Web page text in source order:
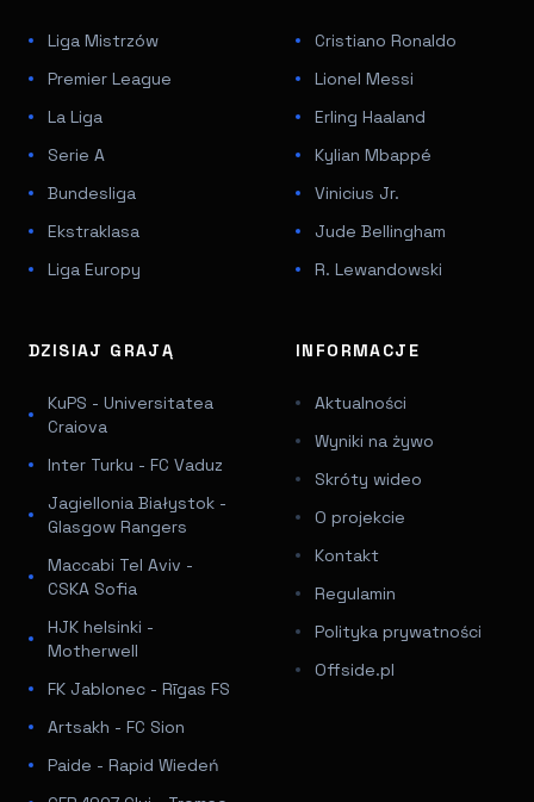
Liga Mistrzów
Premier League
La Liga
Serie A
Bundesliga
Ekstraklasa
Liga Europy
Cristiano Ronaldo
Lionel Messi
Erling Haaland
Kylian Mbappé
Vinicius Jr.
Jude Bellingham
R. Lewandowski
DZISIAJ GRAJĄ
KuPS - Universitatea
Craiova
Inter Turku - FC Vaduz
Jagiellonia Białystok -
Glasgow Rangers
Maccabi Tel Aviv -
CSKA Sofia
HJK helsinki -
Motherwell
FK Jablonec - Rīgas FS
Artsakh - FC Sion
Paide - Rapid Wiedeń
INFORMACJE
Aktualności
Wyniki na żywo
Skróty wideo
O projekcie
Kontakt
Regulamin
Polityka prywatności
Offside.pl